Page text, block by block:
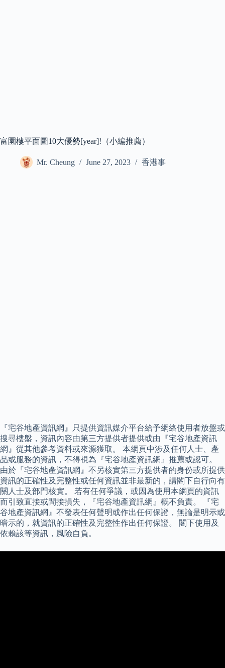
富園樓平面圖10大優勢[year]!（小編推薦）
Mr. Cheung June 27, 2023 香港事
『宅谷地產資訊網』只提供資訊媒介平台給予網絡使用者放盤或
搜尋樓盤，資訊內容由第三方提供者提供或由『宅谷地產資訊
網』從其他參考資料或來源獲取。 本網頁中涉及任何人士、產
品或服務的資訊，不得視為『宅谷地產資訊網』推薦或認可。
由於『宅谷地產資訊網』不另核實第三方提供者的身份或所提供
資訊的正確性及完整性或任何資訊並非最新的，請閣下自行向有
關人士及部門核實。 若有任何爭議，或因為使用本網頁的資訊
而引致直接或間接損失，『宅谷地產資訊網』概不負責。 『宅
谷地產資訊網』不發表任何聲明或作出任何保證，無論是明示或
暗示的，就資訊的正確性及完整性作出任何保證。 閣下使用及
依賴該等資訊，風險自負。